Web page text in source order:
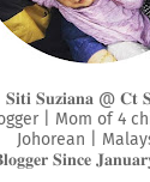
𝐒𝐢𝐭𝐢 𝐒𝐮𝐳𝐢𝐚𝐧𝐚 @ 𝐂𝐭
| Mom of 4
Johorean |
𝐒𝐢𝐧𝐜𝐞